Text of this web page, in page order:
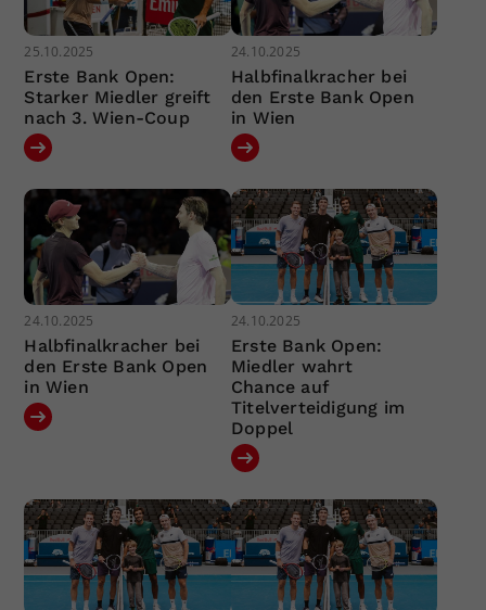
25.10.2025
Erste Bank Open:
Starker Miedler greift
nach 3. Wien-Coup
24.10.2025
Halbfinalkracher bei
den Erste Bank Open
in Wien
24.10.2025
Halbfinalkracher bei
den Erste Bank Open
in Wien
24.10.2025
Erste Bank Open:
Miedler wahrt
Chance auf
Titelverteidigung im
Doppel